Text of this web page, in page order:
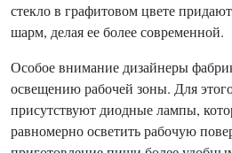
стекло в графитовом цвете
шарм, делая ее более современной.
Особое внимание дизайнеры
освещению рабочей зоны. Для
присутствуют диодные лампы,
равномерно осветить рабочую